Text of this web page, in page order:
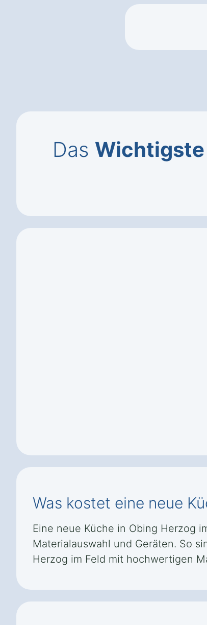
Das Wichtigste
Was kostet eine neue
Eine neue Küche in Obing Herzog
Materialauswahl und Geräten. So
Herzog im Feld mit hochwertigen